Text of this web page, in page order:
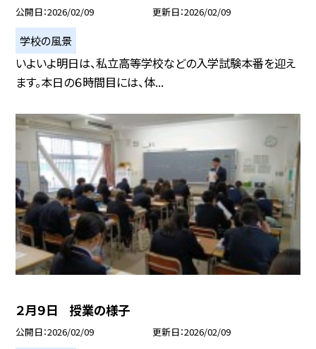
公開日 2026/02/09 更新日 2026/02/09
学校の風景
いよいよ明日は、私立高等学校などの入学試験本番を迎え
ます。本日の６時間目には、体...
２月９日 授業の様子
公開日 2026/02/09 更新日 2026/02/09